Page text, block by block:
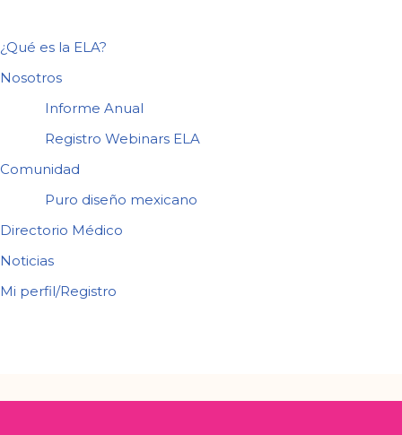
¿Qué es la ELA?
Nosotros
Informe Anual
Registro Webinars ELA
Comunidad
Puro diseño mexicano
Directorio Médico
Noticias
Mi perfil/Registro